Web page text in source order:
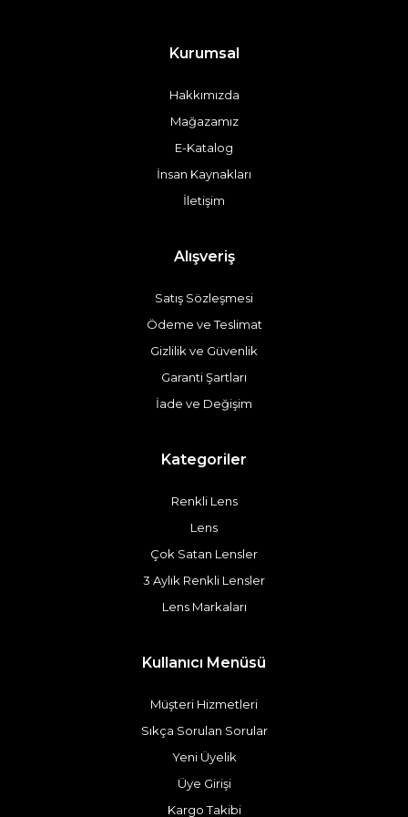
Kurumsal
Hakkımızda
Mağazamız
E-Katalog
İnsan Kaynakları
İletişim
Alışveriş
Satış Sözleşmesi
Ödeme ve Teslimat
Gizlilik ve Güvenlik
Garanti Şartları
İade ve Değişim
Kategoriler
Renkli Lens
Lens
Çok Satan Lensler
3 Aylık Renkli Lensler
Lens Markaları
Kullanıcı Menüsü
Müşteri Hizmetleri
Sıkça Sorulan Sorular
Yeni Üyelik
Üye Girişi
Kargo Takibi